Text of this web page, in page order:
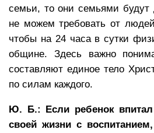
семьи, то они семьями
не можем требовать от
чтобы на 24 часа в сутки
общине. Здесь важно
составляют единое тело
по силам каждого.
Ю. Б.: Если ребенок
своей жизни с